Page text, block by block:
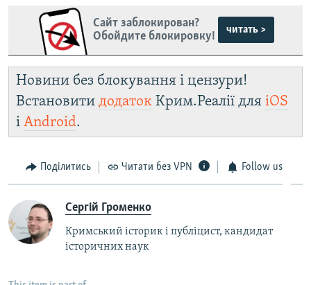
Сайт заблокирован?
Обойдите блокировку!
читать >
Новини без блокування і цензури!
Встановити додаток Крим.Реалії для iOS
і Android.
Поділитись Читати без VPN Follow us
Сергій Громенко
Кримський історик і публіцист, кандидат
історичних наук